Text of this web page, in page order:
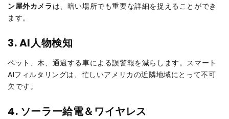
ン屋外カメラ は、暗い場所でも重要な詳細を捉えることができ
ます。
3. AI人物検知
ペット、木、通過する車による誤警報を減らします。スマート
AIフィルタリングは、忙しいアメリカの近隣地域にとって不可
欠です。
4. ソーラー給電＆ワイヤレス